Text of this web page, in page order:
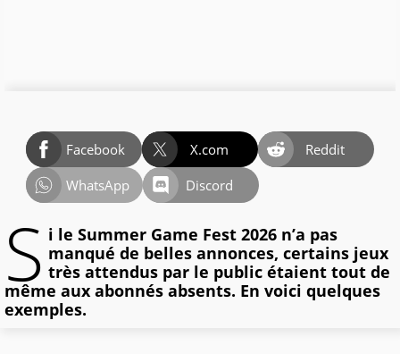
Facebook X.com
Reddit
WhatsApp
Discord
S i le Summer Game Fest 2026 n’a pas
manqué de belles annonces, certains jeux
très attendus par le public étaient tout de
même aux abonnés absents. En voici quelques
exemples.